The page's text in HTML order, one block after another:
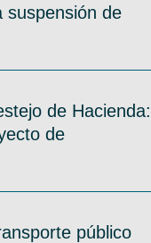
suspensión de
de Hacienda:
de
público